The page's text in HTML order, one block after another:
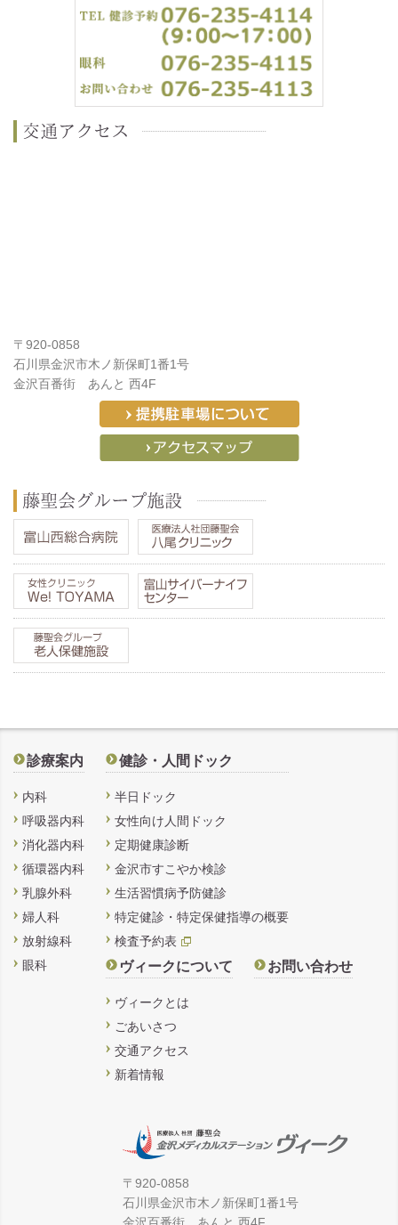
〒920-0858
石川県金沢市木ノ新保町1番1号
金沢百番街 あんと 西4F
診療案内
内科
呼吸器内科
消化器内科
循環器内科
乳腺外科
婦人科
放射線科
眼科
健診・人間ドック
半日ドック
女性向け人間ドック
定期健康診断
金沢市すこやか検診
生活習慣病予防健診
特定健診・特定保健指導の概要
検査予約表
ヴィークについて
ヴィークとは
ごあいさつ
交通アクセス
新着情報
お問い合わせ
〒920-0858
石川県金沢市木ノ新保町1番1号